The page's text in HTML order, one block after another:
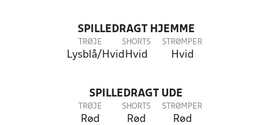
SPILLEDRAGT HJEMME
TRØJE
Lysblå/Hvid
SHORTS
Hvid
STRØMPER
Hvid
SPILLEDRAGT UDE
TRØJE
Rød
SHORTS
Rød
STRØMPER
Rød